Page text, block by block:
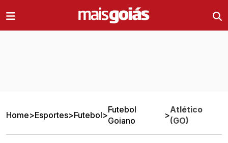
Home>Esportes>Futebol>
Futebol
Goiano
>
Atlético
(GO)